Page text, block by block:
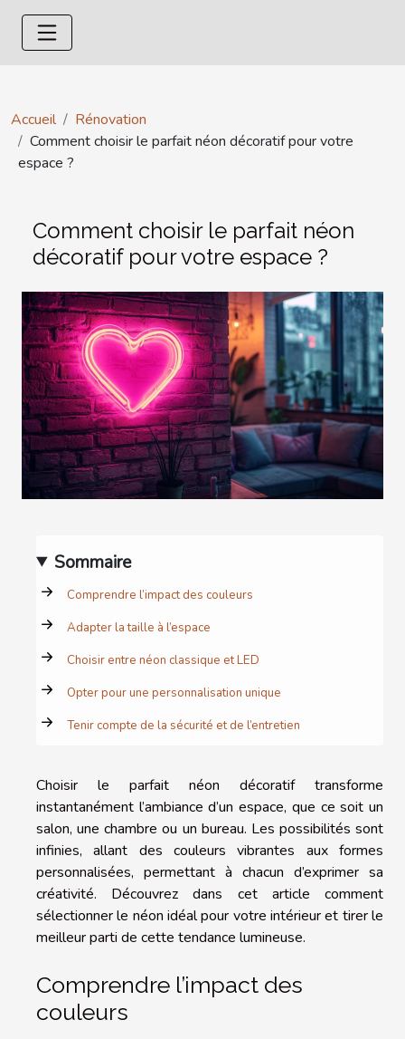
Accueil
Rénovation
Comment choisir le parfait néon décoratif pour votre
espace ?
Comment choisir le parfait néon
décoratif pour votre espace ?
Sommaire
Comprendre l’impact des couleurs
Adapter la taille à l’espace
Choisir entre néon classique et LED
Opter pour une personnalisation unique
Tenir compte de la sécurité et de l’entretien
Choisir le parfait néon décoratif transforme
instantanément l’ambiance d’un espace, que ce soit un
salon, une chambre ou un bureau. Les possibilités sont
infinies, allant des couleurs vibrantes aux formes
personnalisées, permettant à chacun d’exprimer sa
créativité. Découvrez dans cet article comment
sélectionner le néon idéal pour votre intérieur et tirer le
meilleur parti de cette tendance lumineuse.
Comprendre l’impact des
couleurs